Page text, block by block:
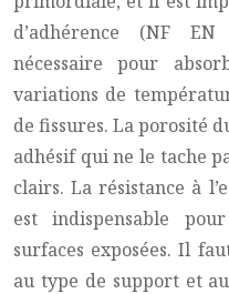
d’adhérence (NF
nécessaire pour
variations de
de fissures. La porosité
adhésif qui ne le tache
clairs. La résistance à
est indispensable
surfaces exposées. Il
au type de support et